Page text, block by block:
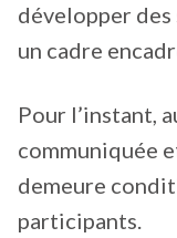
développer des
un cadre
Pour l’instant,
communiquée
demeure
participants.